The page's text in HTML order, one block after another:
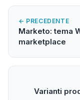
← PRECEDENTE
Marketo: tema
marketplace
Varianti